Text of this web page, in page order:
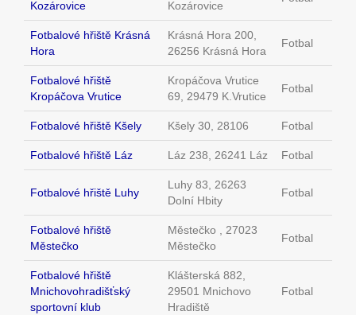
Kozárovice
Kozárovice
Fotbalové hřiště Krásná
Hora
Krásná Hora 200,
26256 Krásná Hora
Fotbal
Fotbalové hřiště
Kropáčova Vrutice
Kropáčova Vrutice
69, 29479 K.Vrutice
Fotbal
Fotbalové hřiště Kšely Kšely 30, 28106 Fotbal
Fotbalové hřiště Láz Láz 238, 26241 Láz Fotbal
Fotbalové hřiště Luhy
Luhy 83, 26263
Dolní Hbity
Fotbal
Fotbalové hřiště
Městečko
Městečko , 27023
Městečko
Fotbal
Fotbalové hřiště
Mnichovohradišťský
sportovní klub
Klášterská 882,
29501 Mnichovo
Hradiště
Fotbal